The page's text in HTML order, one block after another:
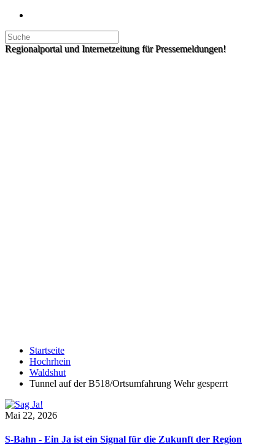
Regionalportal und Internetzeitung für Pressemeldungen!
Startseite
Hochrhein
Waldshut
Tunnel auf der B518/Ortsumfahrung Wehr gesperrt
Mai 22, 2026
S-Bahn - Ein Ja ist ein Signal für die Zukunft der Region